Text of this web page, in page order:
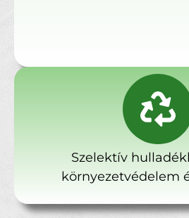
Szelektív
környezetvédelem